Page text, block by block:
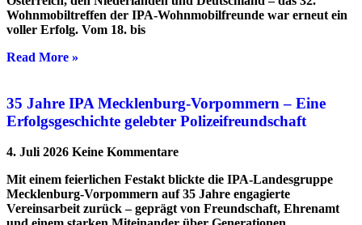
Wohnmobiltreffen der IPA-Wohnmobilfreunde war erneut ein
voller Erfolg. Vom 18. bis
Read More »
35 Jahre IPA Mecklenburg-Vorpommern – Eine
Erfolgsgeschichte gelebter Polizeifreundschaft
4. Juli 2026 Keine Kommentare
Mit einem feierlichen Festakt blickte die IPA-Landesgruppe
Mecklenburg-Vorpommern auf 35 Jahre engagierte
Vereinsarbeit zurück – geprägt von Freundschaft, Ehrenamt